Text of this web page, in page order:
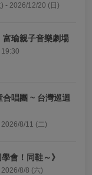
- 2026/12/20 (日)
富瑜親子音樂劇場
唱團 ~ 台灣巡迴
8/11 (二)
會！同鞋～》
8/8 (六)